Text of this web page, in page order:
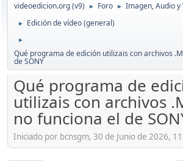
videoedicion.org (v9) ► Foro ► Imagen, Audio y
► Edición de vídeo (general)
►
Qué programa de edición utilizais con archivos
de SONY
Qué programa de
utilizais con archivos
no funciona el de
Iniciado por bcnsgm, 30 de Junio de 2026,